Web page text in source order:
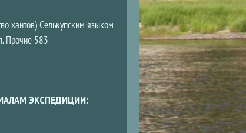
хантов) Селькупским языком
Прочие 583
ЭКСПЕДИЦИИ: